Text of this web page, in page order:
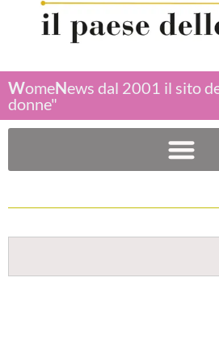
WomeNews dal 2001 il sito
donne"